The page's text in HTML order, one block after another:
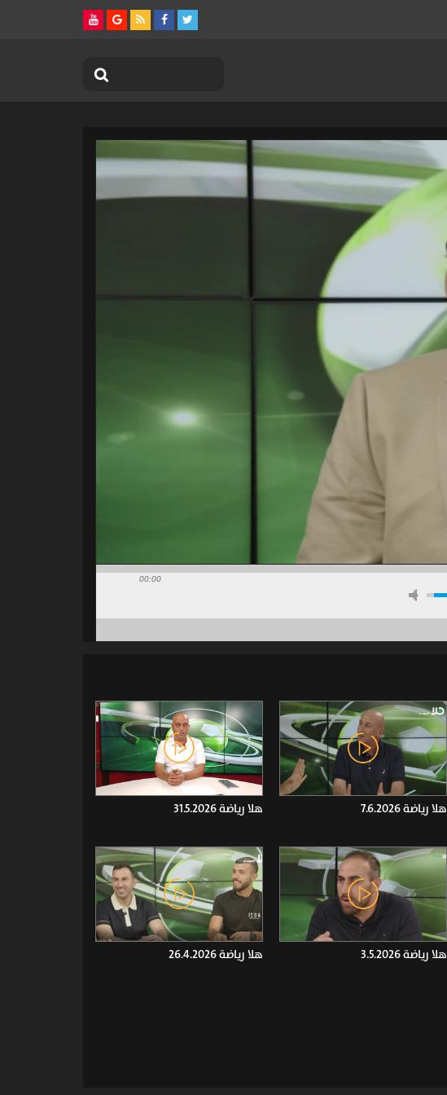
00:00
هلا رياضة 7.6.2026 هلا رياضة 31.5.2026
هلا رياضة 3.5.2026 هلا رياضة 26.4.2026